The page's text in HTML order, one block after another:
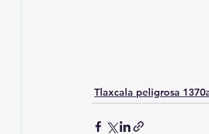
Tlaxcala peligrosa